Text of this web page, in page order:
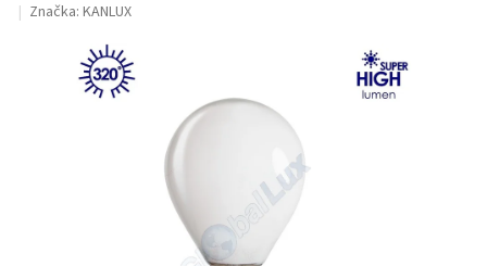
z
hvězdiček.
Značka: KANLUX